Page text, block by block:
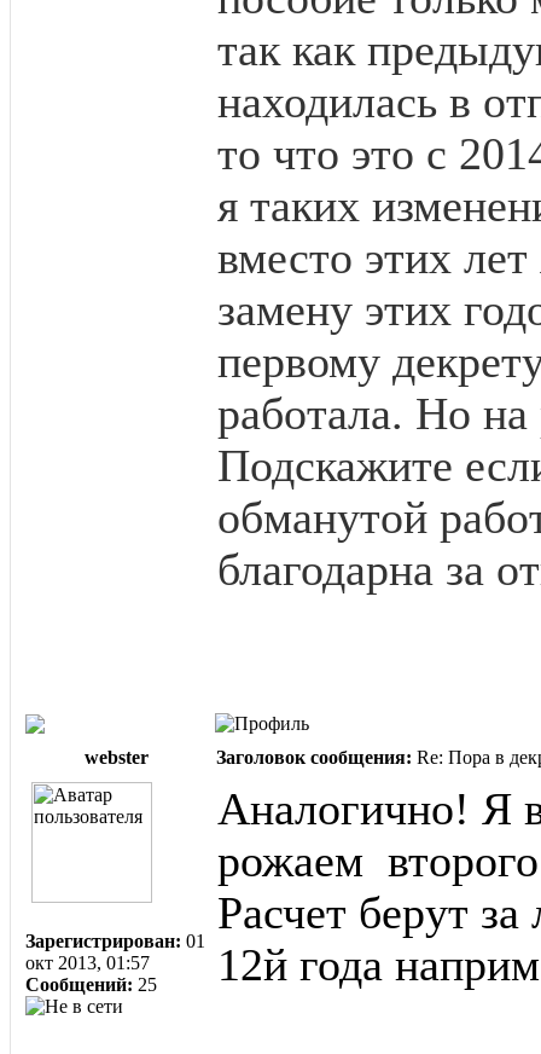
так как
находилась в
то что это с
я таких
вместо этих
замену этих
первому
работала. Но
Подскажите
обманутой
благодарна за
webster Заголовок сообщения: Re: Пора в
Зарегистрирован: 01
окт 2013, 01:57
Сообщений: 25
Аналогично! Я
рожаем
Расчет берут
12й года